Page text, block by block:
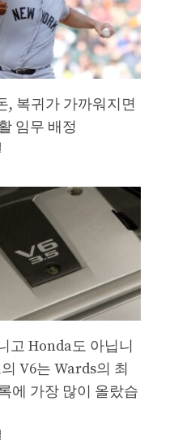
, 복귀가 가까워지면
임무 배정
고 Honda도 아닙니
V6는 Wards의 최
에 가장 많이 올랐습